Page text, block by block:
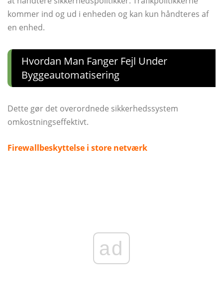
kommer ind og ud i enheden og kan kun håndteres af
en enhed.
Hvordan Man Fanger Fejl Under
Byggeautomatisering
Dette gør det overordnede sikkerhedssystem
omkostningseffektivt.
Firewallbeskyttelse i store netværk
ad